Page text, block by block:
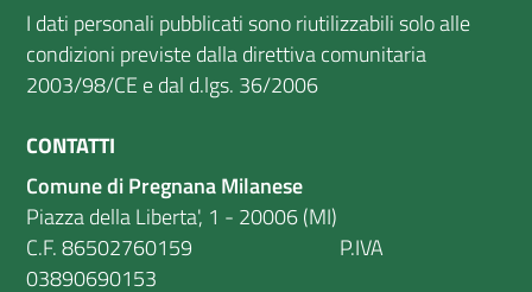
I dati personali pubblicati sono riutilizzabili solo alle
condizioni previste dalla direttiva comunitaria
2003/98/CE e dal d.lgs. 36/2006
CONTATTI
Comune di Pregnana Milanese
Piazza della Liberta', 1 - 20006 (MI)
C.F. 86502760159 P.IVA
03890690153